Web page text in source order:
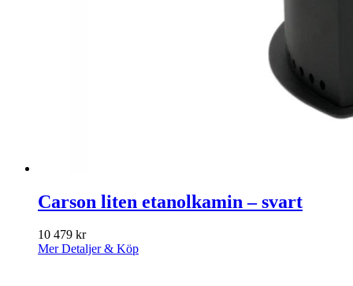
Carson liten etanolkamin – svart
10 479 kr
Mer Detaljer & Köp